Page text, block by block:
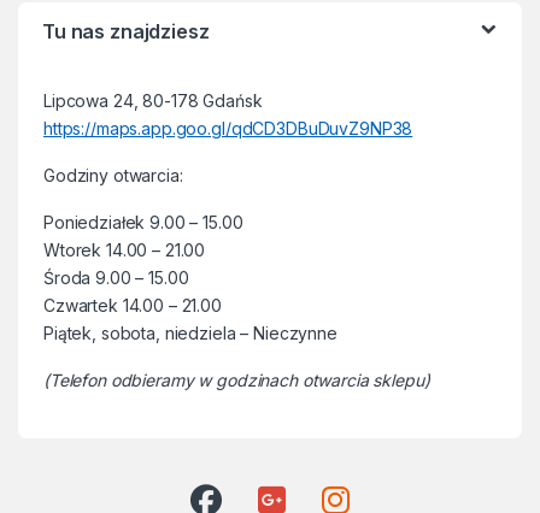
Tu nas znajdziesz
Lipcowa 24, 80-178 Gdańsk
https://maps.app.goo.gl/qdCD3DBuDuvZ9NP38
Godziny otwarcia:
Poniedziałek 9.00 – 15.00
Wtorek 14.00 – 21.00
Środa 9.00 – 15.00
Czwartek 14.00 – 21.00
Piątek, sobota, niedziela – Nieczynne
(Telefon odbieramy w godzinach otwarcia sklepu)